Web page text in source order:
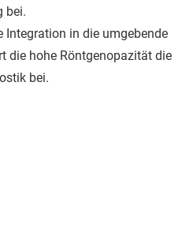
bei.
Integration in die umgebende
die hohe Röntgenopazität die
bei.